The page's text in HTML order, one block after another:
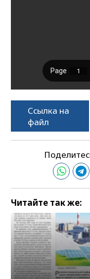
Ссылка на
файл
Читайте так же: